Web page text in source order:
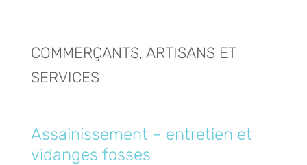
COMMERÇANTS, ARTISANS ET
SERVICES
Assainissement – entretien et
vidanges fosses